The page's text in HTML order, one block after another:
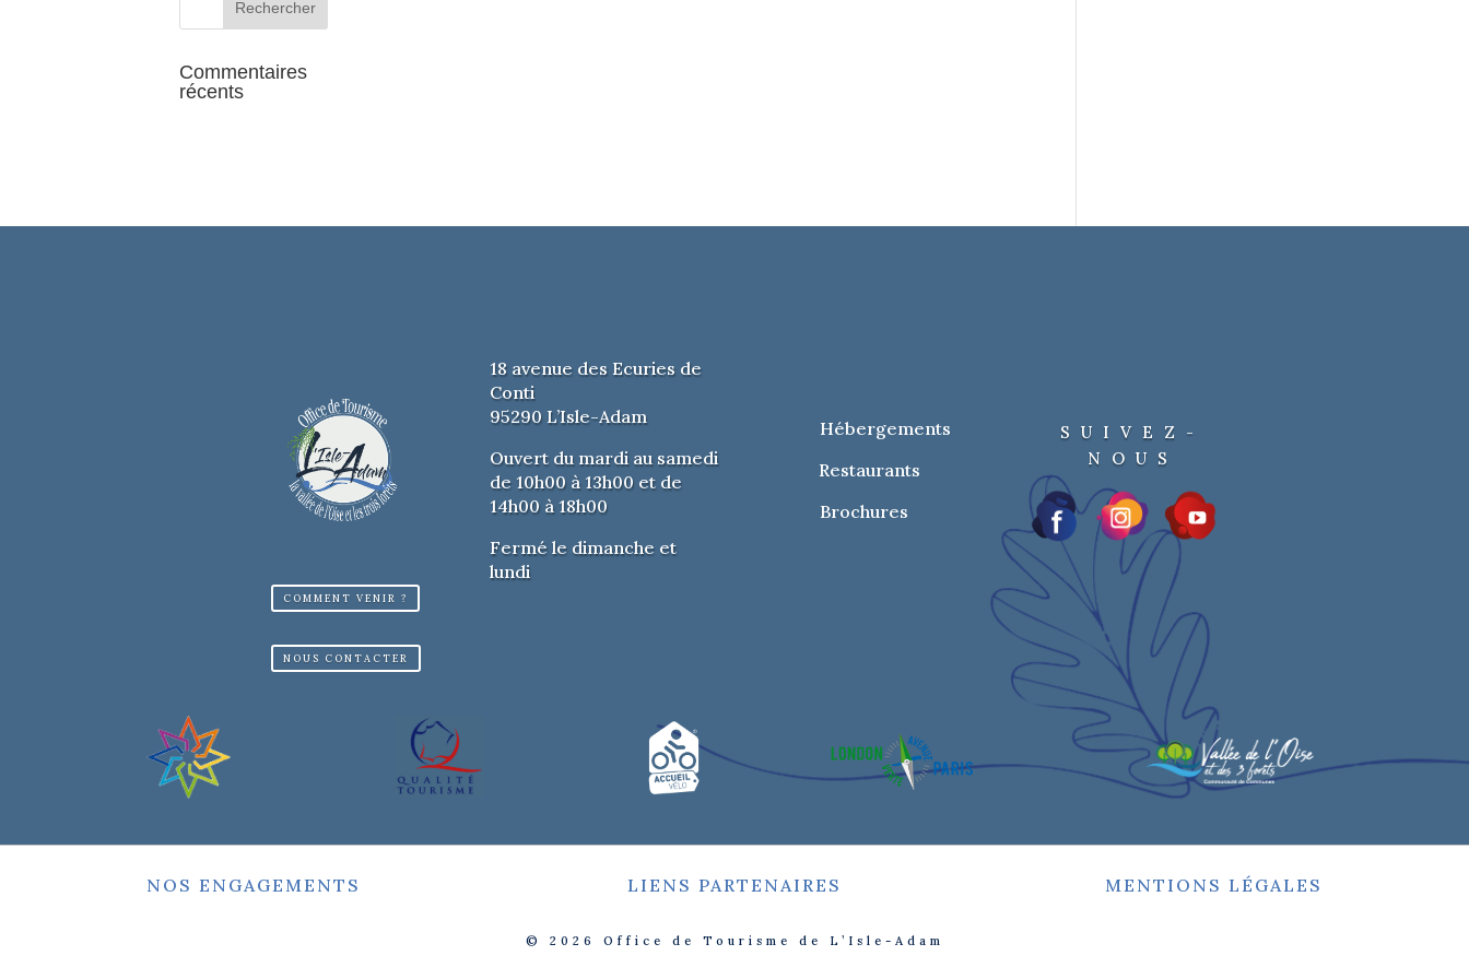
Commentaires
récents
18 avenue des Ecuries de
Conti
95290 L’Isle-Adam
Ouvert du mardi au samedi
de 10h00 à 13h00 et de
14h00 à 18h00
Fermé le dimanche et
lundi
Hébergements
Restaurants
Brochures
SUIVEZ-
NOUS
COMMENT VENIR ?
NOUS CONTACTER
NOS ENGAGEMENTS LIENS PARTENAIRES MENTIONS LÉGALES
© 2026 Office de Tourisme de L’Isle-Adam